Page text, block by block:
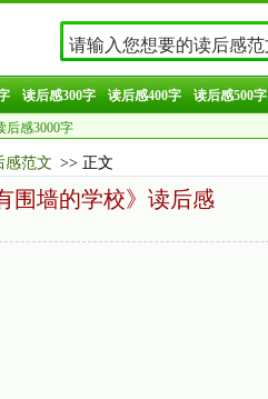
读后感300字 读后感400字 读后感500字
后感3000字
感范文 >> 正文
围墙的学校》读后感